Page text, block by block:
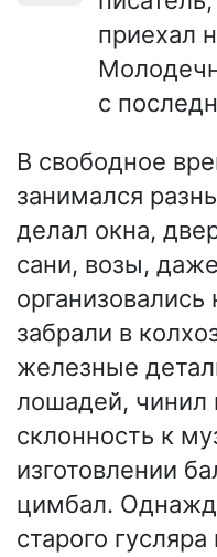
приехал
с
В свободное
занимался
делал окна,
сани, возы,
забрали в
железные
лошадей, чинил
склонность к
изготовлении
цимбал.
старого